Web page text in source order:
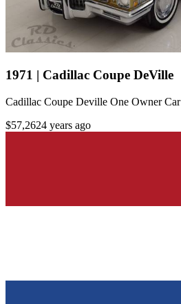
1971 | Cadillac Coupe DeVille
Cadillac Coupe Deville One Owner Car
$57,2624 years ago